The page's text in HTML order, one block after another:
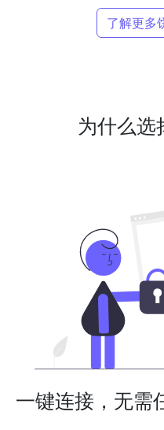
了解更多
为什么选
一键连接，无需